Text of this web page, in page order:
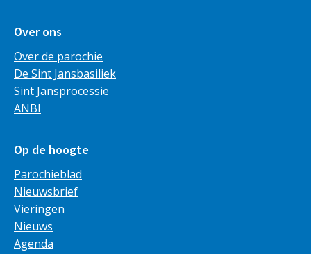
Over ons
Over de parochie
De Sint Jansbasiliek
Sint Jansprocessie
ANBI
Op de hoogte
Parochieblad
Nieuwsbrief
Vieringen
Nieuws
Agenda